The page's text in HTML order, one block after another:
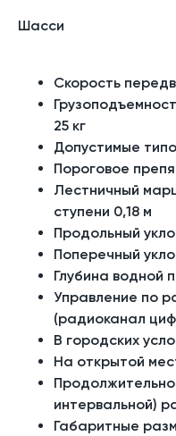
Шасси
Скорость
25 кг
Допустимые
Пороговое
Лестничный
ступени 0,18 м
Продольный
Поперечный
Глубина водной
Управление по
(радиоканал
В городских
На открытой
интервальной)
Габаритные